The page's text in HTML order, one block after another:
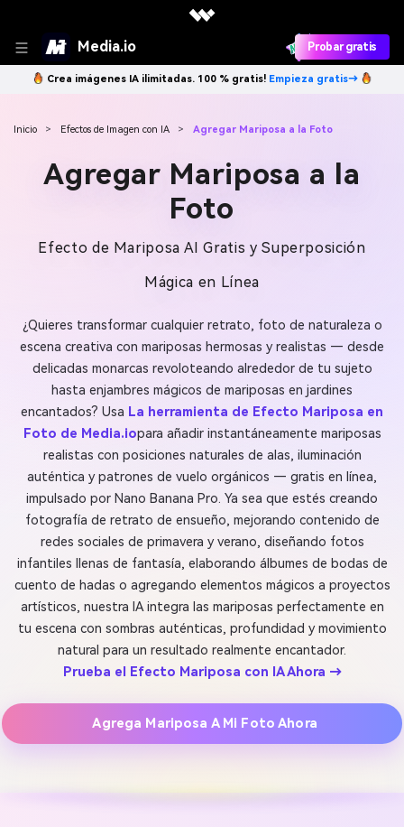
Media.io Probar gratis
Crea imágenes IA ilimitadas. 100 % gratis! Empieza gratis→
Inicio > Efectos de Imagen con IA > Agregar Mariposa a la Foto
Agregar Mariposa a la
Foto
Efecto de Mariposa AI Gratis y Superposición
Mágica en Línea
¿Quieres transformar cualquier retrato, foto de naturaleza o
escena creativa con mariposas hermosas y realistas — desde
delicadas monarcas revoloteando alrededor de tu sujeto
hasta enjambres mágicos de mariposas en jardines
encantados? Usa La herramienta de Efecto Mariposa en
Foto de Media.iopara añadir instantáneamente mariposas
realistas con posiciones naturales de alas, iluminación
auténtica y patrones de vuelo orgánicos — gratis en línea,
impulsado por Nano Banana Pro. Ya sea que estés creando
fotografía de retrato de ensueño, mejorando contenido de
redes sociales de primavera y verano, diseñando fotos
infantiles llenas de fantasía, elaborando álbumes de bodas de
cuento de hadas o agregando elementos mágicos a proyectos
artísticos, nuestra IA integra las mariposas perfectamente en
tu escena con sombras auténticas, profundidad y movimiento
natural para un resultado realmente encantador.
Prueba el Efecto Mariposa con IA Ahora →
Agrega Mariposa A Mi Foto Ahora